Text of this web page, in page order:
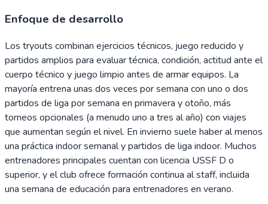
Enfoque de desarrollo
Los tryouts combinan ejercicios técnicos, juego reducido y
partidos amplios para evaluar técnica, condición, actitud ante el
cuerpo técnico y juego limpio antes de armar equipos. La
mayoría entrena unas dos veces por semana con uno o dos
partidos de liga por semana en primavera y otoño, más
torneos opcionales (a menudo uno a tres al año) con viajes
que aumentan según el nivel. En invierno suele haber al menos
una práctica indoor semanal y partidos de liga indoor. Muchos
entrenadores principales cuentan con licencia USSF D o
superior, y el club ofrece formación continua al staff, incluida
una semana de educación para entrenadores en verano.